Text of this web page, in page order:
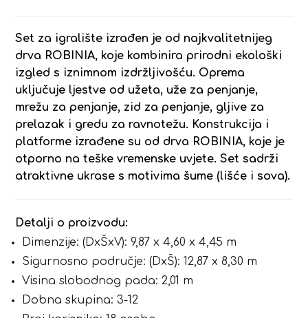
Set za igralište izrađen je od najkvalitetnijeg
drva ROBINIA, koje kombinira prirodni ekološki
izgled s iznimnom izdržljivošću. Oprema
uključuje ljestve od užeta, uže za penjanje,
mrežu za penjanje, zid za penjanje, gljive za
prelazak i gredu za ravnotežu. Konstrukcija i
platforme izrađene su od drva ROBINIA, koje je
otporno na teške vremenske uvjete. Set sadrži
atraktivne ukrase s motivima šume (lišće i sova).
Detalji o proizvodu:
Dimenzije: (DxŠxV): 9,87 x 4,60 x 4,45 m
Sigurnosno područje: (DxŠ): 12,87 x 8,30 m
Visina slobodnog pada: 2,01 m
Dobna skupina: 3-12